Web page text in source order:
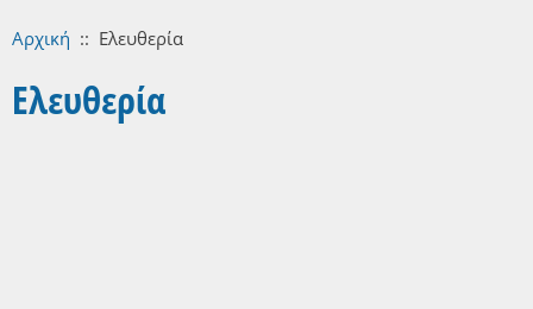
Αρχική :: Ελευθερία
Ελευθερία